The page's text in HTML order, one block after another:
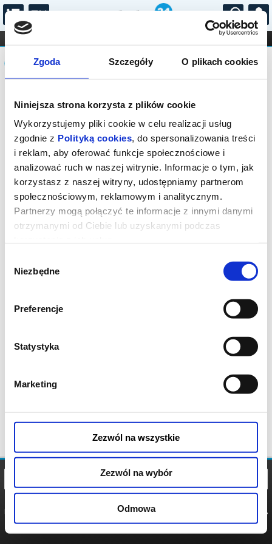
Zgoda Szczegóły O plikach cookies
Niniejsza strona korzysta z plików cookie
Wykorzystujemy pliki cookie w celu realizacji usług
zgodnie z Polityką cookies, do spersonalizowania treści
i reklam, aby oferować funkcje społecznościowe i
analizować ruch w naszej witrynie. Informacje o tym, jak
korzystasz z naszej witryny, udostępniamy partnerom
społecznościowym, reklamowym i analitycznym.
Partnerzy mogą połączyć te informacje z innymi danymi
otrzymanymi od Ciebie lub uzyskanymi podczas
zgody
Niezbędne
Preferencje
Statystyka
Marketing
Zezwól na wszystkie
Zezwól na wybór
Odmowa
...
FILHARMONIA OPERA I BALET
STAND-UP
DLA DZIECI
Komunikat
Sprzedaż on-line została zakończona,
sprawdź dostępność biletów w kasie.
POLITYKA
POLITYKA